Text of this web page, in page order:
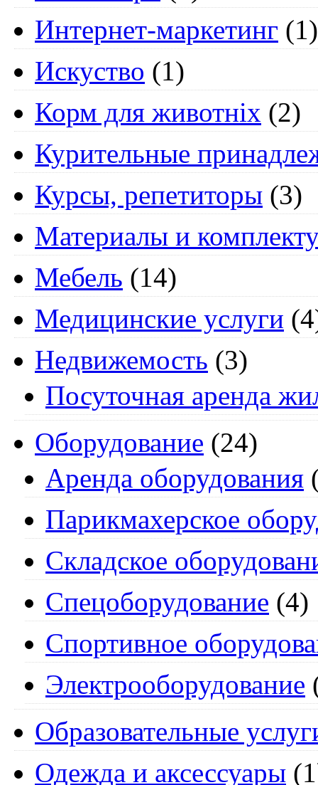
Интернет-маркетинг (1)
Искуство (1)
Корм для животніх (2)
Курительные
Курсы, репетиторы (3)
Материалы и
Мебель (14)
Медицинские услуги
Недвижемость (3)
Посуточная аренда
Оборудование (24)
Аренда оборудования
Парикмахерское
Складское
Спецоборудование (4)
Спортивное
Электрооборудование
Образовательные
Одежда и аксессуары